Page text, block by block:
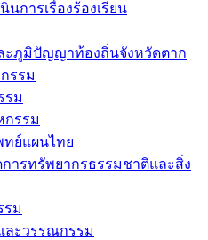
นการเรื่องร้องเรียน
ะภูมิปัญญาท้องถิ่นจังหวัดตาก
รรม
รม
กรรม
ทย์แผนไทย
การทรัพยากรธรรมชาติและสิ่ง
รม
ละวรรณกรรม